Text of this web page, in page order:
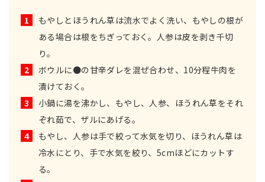
1
もやしとほうれん草は流水でよく洗い、もやしの根が
ある場合は根をちぎっておく。人参は皮を剥き千切
り。
2
ボウルに●の甘辛ダレを混ぜ合わせ、10分程牛肉を
漬けておく。
3
小鍋に湯を沸かし、もやし、人参、ほうれん草をそれ
ぞれ茹で、ザルにあげる。
4
もやし、人参は手で絞って水気を切り、ほうれん草は
冷水にとり、手で水気を絞り、5cmほどにカットす
る。